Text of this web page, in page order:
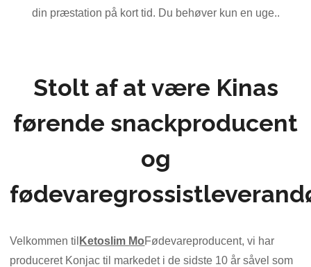
din præstation på kort tid. Du behøver kun en uge..
Stolt af at være Kinas
førende snackproducent
og
Velkommen til Ketoslim MoFødevareproducent, vi har
produceret Konjac til markedet i de sidste 10 år såvel som